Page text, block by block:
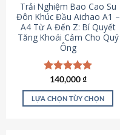
Trải Nghiệm Bao Cao Su
Đôn Khúc Đầu Aichao A1 –
A4 Từ A Đến Z: Bí Quyết
Tăng Khoái Cảm Cho Quý
Ông
Được xếp
hạng4.88
5 sao
140,000₫
LỰA CHỌN TÙY CHỌN